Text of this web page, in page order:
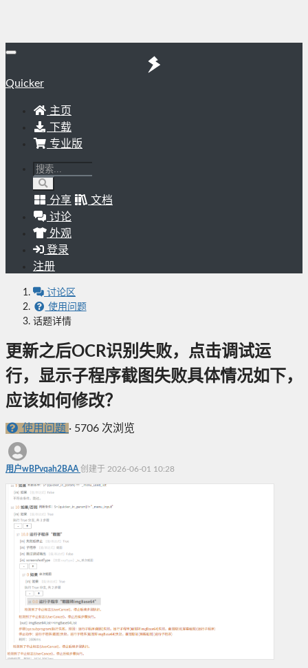
Quicker
主页
下载
专业版
分享
文档
讨论
外观
登录
注册
讨论区
使用问题
话题详情
更新之后OCR识别失败，点击调试运
行，显示子程序截图失败具体情况如下，
应该如何修改？
使用问题 · 5706 次浏览
用户wBPvqah2BAA 创建于 2026-06-01 10:28